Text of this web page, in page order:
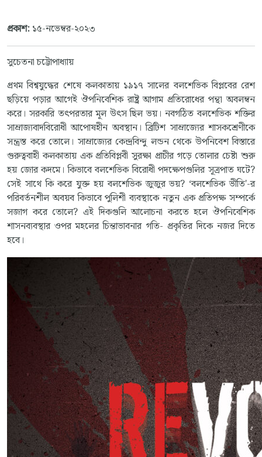
প্রকাশ: ১৫-নভেম্বর-২০২৩
সুচেতনা চট্টোপাধ্যায়
প্রথম বিশ্বযুদ্ধের শেষে কলকাতায় ১৯১৭ সালের বলশেভিক বিপ্লবের রেশ
ছড়িয়ে পড়ার আগেই ঔপনিবেশিক রাষ্ট্র আগাম প্রতিরোধের পন্থা অবলম্বন
করে। সরকারি তৎপরতার মূল উৎস ছিল ভয়। নবগঠিত বলশেভিক শক্তির
সাম্রাজ্যবাদবিরোধী আপোষহীন অবস্থান। ব্রিটিশ সাম্রাজ্যের শাসকশ্রেণীকে
সন্ত্রস্ত করে তোলে। সাম্রাজ্যের কেন্দ্রবিন্দু লন্ডন থেকে উপনিবেশ বিস্তারে
গুরুত্ববাহী কলকাতায় এক প্রতিবিপ্লবী সুরক্ষা প্রাচীর গড়ে তোলার চেষ্টা শুরু
হয় জোর কদমে। কিভাবে বলশেভিক বিরোধী পদক্ষেপগুলির সূত্রপাত ঘটে?
সেই সাথে কি করে যুক্ত হয় বলশেভিক জুজুর ভয়? ‘বলশেভিক ভীতি'-র
পরিবর্তনশীল অবয়ব কিভাবে পুলিশী ব্যবস্থাকে নতুন এক প্রতিপক্ষ সম্পর্কে
সজাগ করে তোলে? এই দিকগুলি আলোচনা করতে হলে ঔপনিবেশিক
শাসনব্যবস্থার ওপর মহলের চিন্তাভাবনার গতি- প্রকৃতির দিকে নজর দিতে
হবে।